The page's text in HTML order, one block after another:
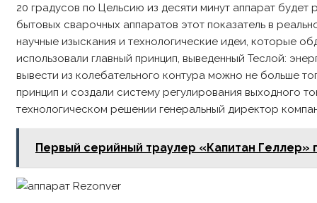
20 градусов по Цельсию из десяти минут аппарат
бытовых сварочных аппаратов этот показатель в
научные изыскания и технологические идеи, которые
использовали главный принцип, выведенный Теслой:
вывести из колебательного контура можно не больше
принцип и создали систему регулирования выходного
технологическом решении генеральный директор
Первый серийный траулер «Капитан Геллер»